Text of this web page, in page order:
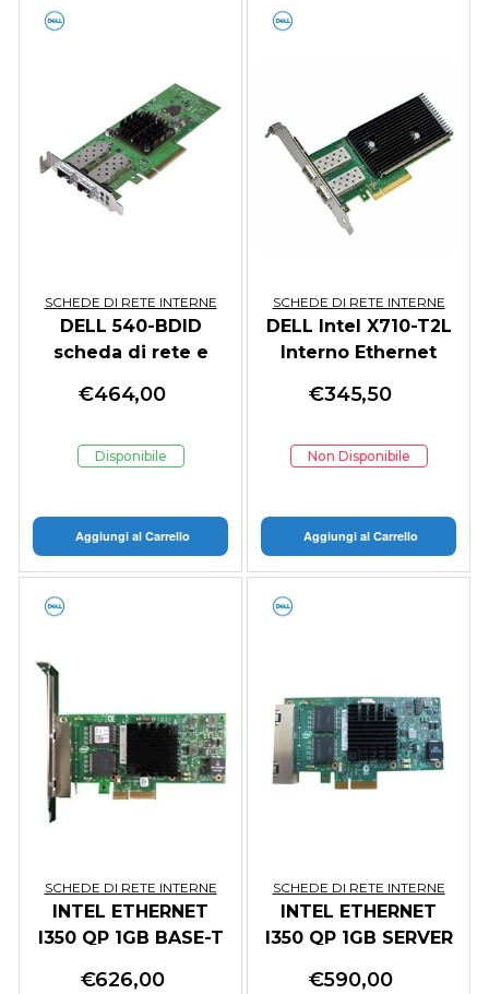
SCHEDE DI RETE INTERNE
DELL 540-BDID
scheda di rete e
Ethernet / Fiber
€464,00
Disponibile
Aggiungi al Carrello
SCHEDE DI RETE INTERNE
DELL Intel X710-T2L
Interno Ethernet
€345,50
Non Disponibile
Aggiungi al Carrello
SCHEDE DI RETE INTERNE
INTEL ETHERNET
I350 QP 1GB BASE-T
€626,00
SCHEDE DI RETE INTERNE
INTEL ETHERNET
I350 QP 1GB SERVER
€590,00